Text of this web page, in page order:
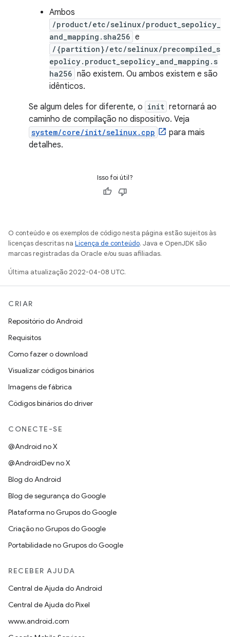
Ambos
/product/etc/selinux/product_sepolicy_
and_mapping.sha256 e
/{partition}/etc/selinux/precompiled_s
epolicy.product_sepolicy_and_mapping.s
ha256 não existem. Ou ambos existem e são
idênticos.
Se algum deles for diferente, o init retornará ao
caminho de compilação no dispositivo. Veja
system/core/init/selinux.cpp
para mais
detalhes.
Isso foi útil?
O conteúdo e os exemplos de código nesta página estão sujeitos às
licenças descritas na Licença de conteúdo. Java e OpenJDK são
marcas registradas da Oracle e/ou suas afiliadas.
Última atualização 2022-04-08 UTC.
CRIAR
Repositório do Android
Requisitos
Como fazer o download
Visualizar códigos binários
Imagens de fábrica
Códigos binários do driver
CONECTE-SE
@Android no X
@AndroidDev no X
Blog do Android
Blog de segurança do Google
Plataforma no Grupos do Google
Criação no Grupos do Google
Portabilidade no Grupos do Google
RECEBER AJUDA
Central de Ajuda do Android
Central de Ajuda do Pixel
www.android.com